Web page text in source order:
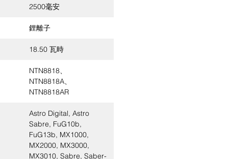
2500毫安
鋰離子
18.50 瓦時
NTN8818、
NTN8818A、
NTN8818AR
Astro Digital, Astro
Sabre, FuG10b,
FuG13b, MX1000,
MX2000, MX3000,
MX3010, Sabre, Saber-